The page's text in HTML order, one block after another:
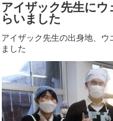
アイザック先生に
らいました
アイザック先生の出身地、
ました